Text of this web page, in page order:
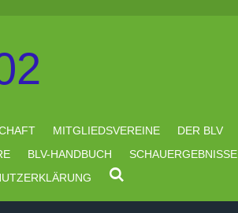
MITGLIEDSVEREINE DER BLV
BLV-HANDBUCH SCHAUERGEBNISSE